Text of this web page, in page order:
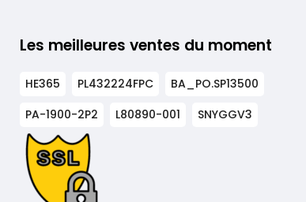
Les meilleures ventes du moment
HE365 PL432224FPC
BA_PO.SP13500
PA-1900-2P2
L80890-001 SNYGGV3